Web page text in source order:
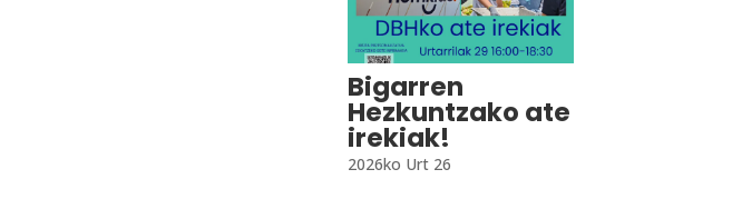
Bigarren
Hezkuntzako ate
irekiak!
2026ko Urt 26